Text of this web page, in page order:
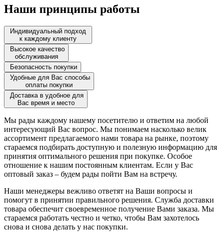
Наши принципы работы
Индивидуальный подход
к каждому клиенту
Высокое качество
обслуживания
Безопасность покупки
Удобные для Вас способы
оплаты покупки
Доставка в удобное для
Вас время и место
Мы рады каждому нашему посетителю и ответим на любой
интересующий Вас вопрос. Мы понимаем насколько велик
ассортимент предлагаемого нами товара на рынке, поэтому
стараемся подбирать доступную и полезную информацию для
принятия оптимального решения при покупке. Особое
отношение к нашим постоянным клиентам. Если у Вас
оптовый заказ – будем рады пойти Вам на встречу.
Наши менеджеры вежливо ответят на Ваши вопросы и
помогут в принятии правильного решения. Служба доставки
товара обеспечит своевременное получение Вами заказа. Мы
стараемся работать честно и четко, чтобы Вам захотелось
снова и снова делать у нас покупки.